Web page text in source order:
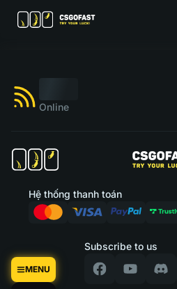
MENU
Online
Subscribe to us
Hệ thống thanh toán